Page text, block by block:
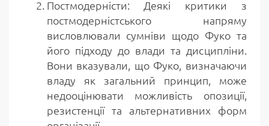
Постмодерністи: Деякі критики з
постмодерністського напряму
висловлювали сумніви щодо Фуко та
його підходу до влади та дисципліни.
Вони вказували, що Фуко, визначаючи
владу як загальний принцип, може
недооцінювати можливість опозиції,
резистенції та альтернативних форм